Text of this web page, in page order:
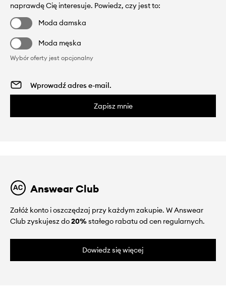
naprawdę Cię interesuje. Powiedz, czy jest to:
Moda damska
Moda męska
Wybór oferty jest opcjonalny
Zapisz mnie
Answear Club
Załóż konto i oszczędzaj przy każdym zakupie. W Answear
Club zyskujesz do20%stałego rabatu od cen regularnych.
Dowiedz się więcej